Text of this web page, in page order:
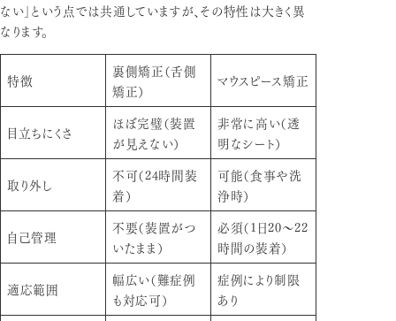
ない」という点では共通していますが、その特性は大きく異
なります。
特徴
裏側矯正（舌側
矯正）
マウスピース矯正
目立ちにくさ
ほぼ完璧（装置
が見えない）
非常に高い（透
明なシート）
取り外し
不可（24時間装
着）
可能（食事や洗
浄時）
自己管理
不要（装置がつ
いたまま）
必須（1日20〜22
時間の装着）
適応範囲
幅広い（難症例
も対応可）
症例により制限
あり